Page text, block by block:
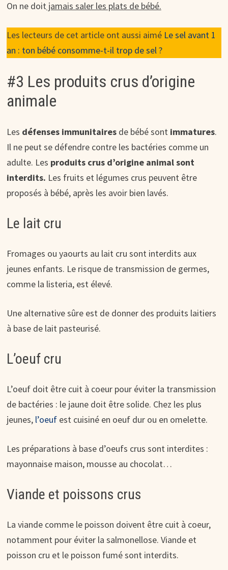
On ne doitjamais saler les plats de bébé.
Les lecteurs de cet article ont aussi aimé Le sel avant 1
an : ton bébé consomme-t-il trop de sel ?
#3 Les produits crus d’origine
animale
Les défenses immunitaires de bébé sont immatures.
Il ne peut se défendre contre les bactéries comme un
adulte. Les produits crus d’origine animal sont
interdits. Les fruits et légumes crus peuvent être
proposés à bébé, après les avoir bien lavés.
Le lait cru
Fromages ou yaourts au lait cru sont interdits aux
jeunes enfants. Le risque de transmission de germes,
comme la listeria, est élevé.
Une alternative sûre est de donner des produits laitiers
à base de lait pasteurisé.
L’oeuf cru
L’oeuf doit être cuit à coeur pour éviter la transmission
de bactéries : le jaune doit être solide. Chez les plus
jeunes, l’oeuf est cuisiné en oeuf dur ou en omelette.
Les préparations à base d’oeufs crus sont interdites :
mayonnaise maison, mousse au chocolat…
Viande et poissons crus
La viande comme le poisson doivent être cuit à coeur,
notamment pour éviter la salmonellose. Viande et
poisson cru et le poisson fumé sont interdits.